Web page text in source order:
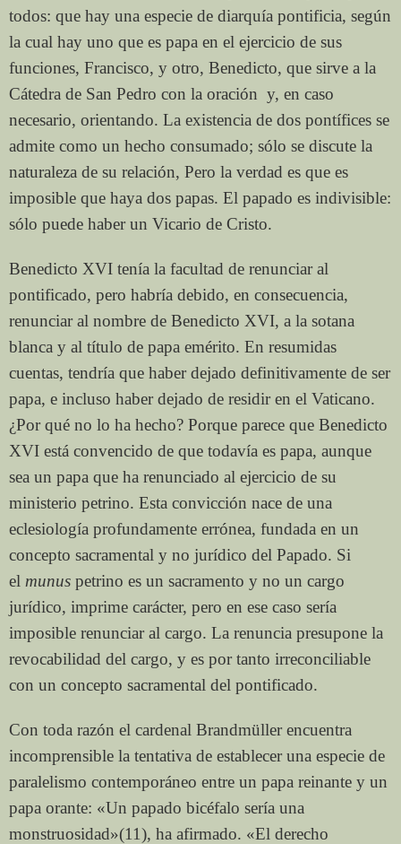
todos: que hay una especie de diarquía pontificia, según
la cual hay uno que es papa en el ejercicio de sus
funciones, Francisco, y otro, Benedicto, que sirve a la
Cátedra de San Pedro con la oración y, en caso
necesario, orientando. La existencia de dos pontífices se
admite como un hecho consumado; sólo se discute la
naturaleza de su relación, Pero la verdad es que es
imposible que haya dos papas. El papado es indivisible:
sólo puede haber un Vicario de Cristo.
Benedicto XVI tenía la facultad de renunciar al
pontificado, pero habría debido, en consecuencia,
renunciar al nombre de Benedicto XVI, a la sotana
blanca y al título de papa emérito. En resumidas
cuentas, tendría que haber dejado definitivamente de ser
papa, e incluso haber dejado de residir en el Vaticano.
¿Por qué no lo ha hecho? Porque parece que Benedicto
XVI está convencido de que todavía es papa, aunque
sea un papa que ha renunciado al ejercicio de su
ministerio petrino. Esta convicción nace de una
eclesiología profundamente errónea, fundada en un
concepto sacramental y no jurídico del Papado. Si
el munus petrino es un sacramento y no un cargo
jurídico, imprime carácter, pero en ese caso sería
imposible renunciar al cargo. La renuncia presupone la
revocabilidad del cargo, y es por tanto irreconciliable
con un concepto sacramental del pontificado.
Con toda razón el cardenal Brandmüller encuentra
incomprensible la tentativa de establecer una especie de
paralelismo contemporáneo entre un papa reinante y un
papa orante: «Un papado bicéfalo sería una
monstruosidad»(11), ha afirmado. «El derecho